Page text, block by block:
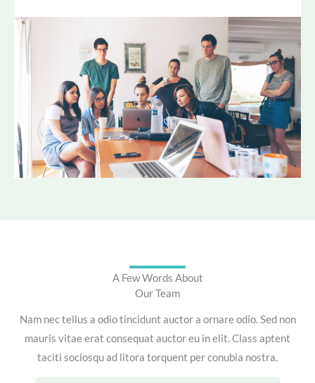
A Few Words About
Our Team
Nam nec tellus a odio tincidunt auctor a ornare odio. Sed non
mauris vitae erat consequat auctor eu in elit. Class aptent
taciti sociosqu ad litora torquent per conubia nostra.